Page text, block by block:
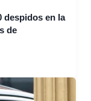
despidos en la
de